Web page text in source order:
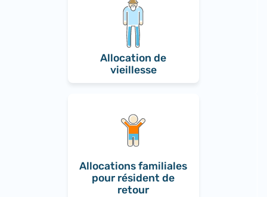
Allocation de
vieillesse
Allocations familiales
pour résident de
retour